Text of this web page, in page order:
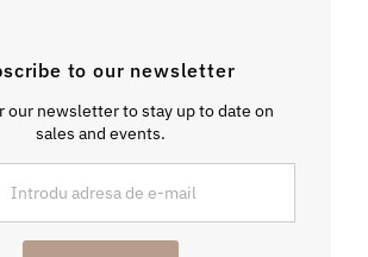
to our newsletter
our newsletter to stay up to date on
sales and events.